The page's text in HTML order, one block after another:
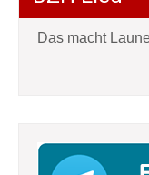
Das macht